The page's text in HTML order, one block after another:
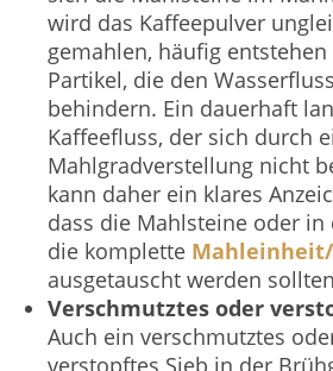
wird das Kaffeepulver
gemahlen, häufig
Partikel, die den
behindern. Ein dauerhaft
Kaffeefluss, der sich durch
Mahlgradverstellung nicht
kann daher ein klares
dass die Mahlsteine oder in
die komplette
ausgetauscht werden
Verschmutztes oder
Auch ein verschmutztes
verstopftes Sieb in der